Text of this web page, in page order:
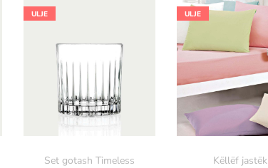
ULJE
Set gotash Timeless
ULJE
Këllëf